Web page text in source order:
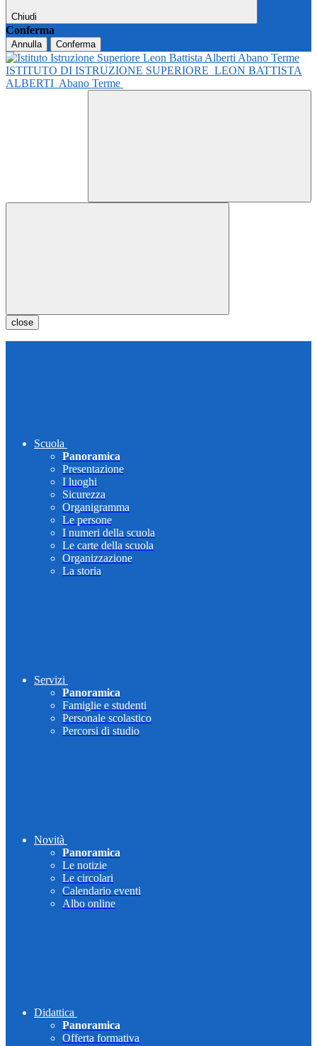
Chiudi
Conferma
Annulla Conferma
ISTITUTO DI ISTRUZIONE SUPERIORE LEON BATTISTA
ALBERTI Abano Terme
close
Scuola
Panoramica
Presentazione
I luoghi
Sicurezza
Organigramma
Le persone
I numeri della scuola
Le carte della scuola
Organizzazione
La storia
Servizi
Panoramica
Famiglie e studenti
Personale scolastico
Percorsi di studio
Novità
Panoramica
Le notizie
Le circolari
Calendario eventi
Albo online
Didattica
Panoramica
Offerta formativa